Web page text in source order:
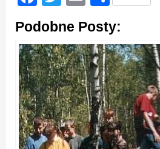
Podobne Posty: